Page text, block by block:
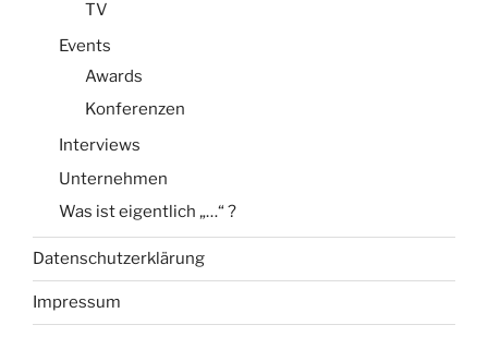
TV
Events
Awards
Konferenzen
Interviews
Unternehmen
Was ist eigentlich „…“ ?
Datenschutzerklärung
Impressum